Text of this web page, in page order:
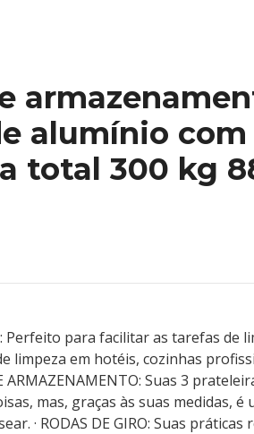
alumínio com
total 300 kg
Perfeito para facilitar as tarefas de
limpeza em hotéis, cozinhas
ARMAZENAMENTO: Suas 3
mas, graças às suas medidas,
· RODAS DE GIRO: Suas práticas